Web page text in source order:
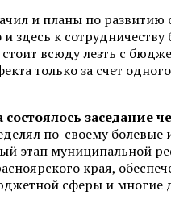
и планы по
здесь к сотрудничеству
стоит всюду лезть с
только за счет
заседание
по-своему болевые
этап муниципальной
края,
сферы и многие